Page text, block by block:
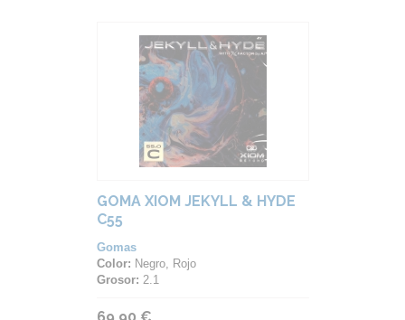
GOMA XIOM JEKYLL & HYDE
C55
Gomas
Color: Negro, Rojo
Grosor: 2.1